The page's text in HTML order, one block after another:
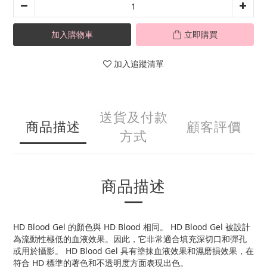
加入購物車 立即購買
加入追蹤清單
商品描述
送貨及付款
方式
顧客評價
商品描述
HD Blood Gel 的顏色與 HD Blood 相同。 HD Blood Gel 被設計
為流動性極低的血液效果。因此，它非常適合填充深切口和彈孔
或用於攝影。 HD Blood Gel 具有塗抹血液效果和濕磨損效果，在
符合 HD 標準的著色和不透明度方面表現出色。